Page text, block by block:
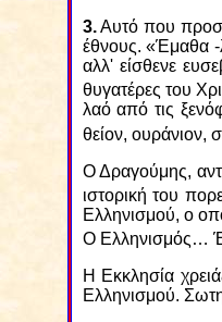
3.Αυτό που
έθνους. «Έμαθα -
αλλ' είσθενε
θυγατέρες του
λαό από τις
θείον, ουράνιον,
Ο Δραγούμης,
ιστορική του
Ελληνισμού, ο
Ο Ελληνισμός…
Η Εκκλησία
Ελληνισμού.